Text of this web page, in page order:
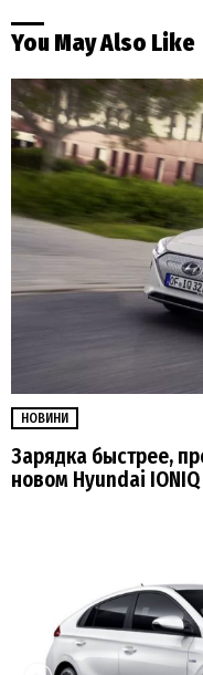
You May Also Like
НОВИНИ
Зарядка быстрее,
новом Hyundai IONIQ